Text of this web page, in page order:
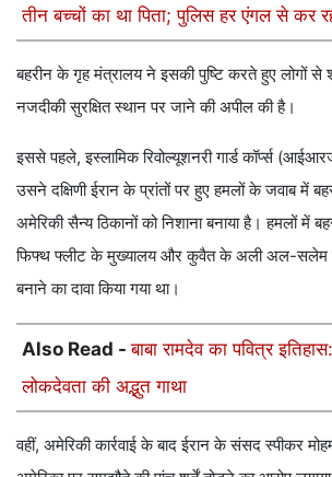
तीन बच्चों का था पिता; पुलिस हर एंगल से कर
बहरीन के गृह मंत्रालय ने इसकी पुष्टि करते हुए लोगों
नजदीकी सुरक्षित स्थान पर जाने की अपील की है।
इससे पहले, इस्लामिक रिवोल्यूशनरी गार्ड कॉर्प्स
उसने दक्षिणी ईरान के प्रांतों पर हुए हमलों के जवाब में
अमेरिकी सैन्य ठिकानों को निशाना बनाया है। हमलों में
फिफ्थ फ्लीट के मुख्यालय और कुवैत के अली अल-सलेम
बनाने का दावा किया गया था।
Also Read -बाबा रामदेव का पवित्र
लोकदेवता की अद्भुत गाथा
वहीं, अमेरिकी कार्रवाई के बाद ईरान के संसद स्पीकर